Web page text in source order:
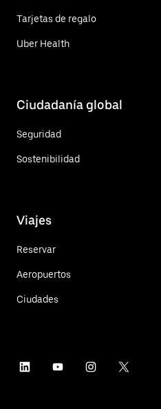
Tarjetas de regalo
Uber Health
Ciudadanía global
Seguridad
Sostenibilidad
Viajes
Reservar
Aeropuertos
Ciudades